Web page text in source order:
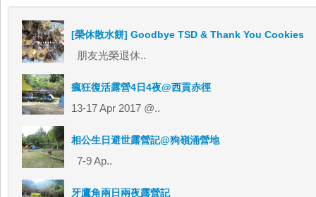
[榮休散水餅] Goodbye TSD & Thank You Cookies
朋友光榮退休..
瘋狂復活露營4日4夜@西貢赤徑
13-17 Apr 2017 @..
相公生日避世露營記@狗嶺涌營地
7-9 Ap..
牙鷹角兩日兩夜露營記